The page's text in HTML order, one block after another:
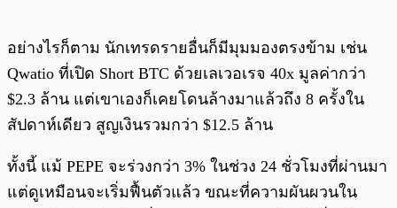
อย่างไรก็ตาม นักเทรดรายอื่นก็มีมุมมองตรงข้าม เช่น
Qwatio ที่เปิด Short BTC ด้วยเลเวอเรจ 40x มูลค่ากว่า
$2.3 ล้าน แต่เขาเองก็เคยโดนล้างมาแล้วถึง 8 ครั้งใน
สัปดาห์เดียว สูญเงินรวมกว่า $12.5 ล้าน
ทั้งนี้ แม้ PEPE จะร่วงกว่า 3% ในช่วง 24 ชั่วโมงที่ผ่านมา
แต่ดูเหมือนจะเริ่มฟื้นตัวแล้ว ขณะที่ความผันผวนใน